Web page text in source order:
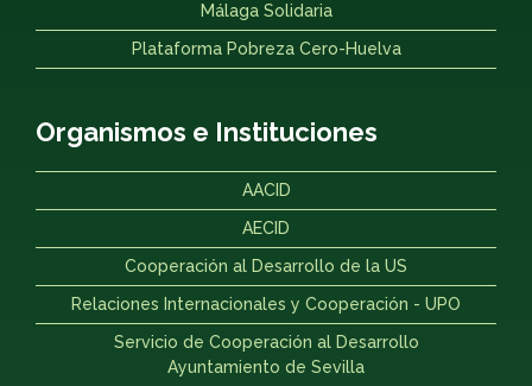
Málaga Solidaria
Plataforma Pobreza Cero-Huelva
Organismos e Instituciones
AACID
AECID
Cooperación al Desarrollo de la US
Relaciones Internacionales y Cooperación - UPO
Servicio de Cooperación al Desarrollo
Ayuntamiento de Sevilla